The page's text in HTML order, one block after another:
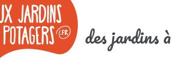
des jardins